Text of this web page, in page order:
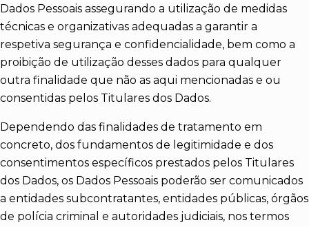
Dados Pessoais assegurando a utilização de medidas
técnicas e organizativas adequadas a garantir a
respetiva segurança e confidencialidade, bem como a
proibição de utilização desses dados para qualquer
outra finalidade que não as aqui mencionadas e ou
consentidas pelos Titulares dos Dados.
Dependendo das finalidades de tratamento em
concreto, dos fundamentos de legitimidade e dos
consentimentos específicos prestados pelos Titulares
dos Dados, os Dados Pessoais poderão ser comunicados
a entidades subcontratantes, entidades públicas, órgãos
de polícia criminal e autoridades judiciais, nos termos